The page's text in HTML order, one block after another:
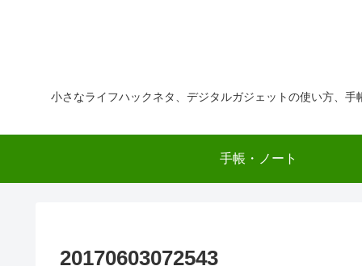
小さなライフハックネタ、デジタルガジェットの使い方、
手帳・ノート
20170603072543